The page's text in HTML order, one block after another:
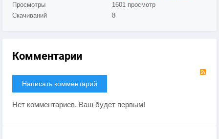
Просмотры
1601 просмотр
Скачиваний
8
Комментарии
Написать комментарий
Нет комментариев. Ваш будет первым!